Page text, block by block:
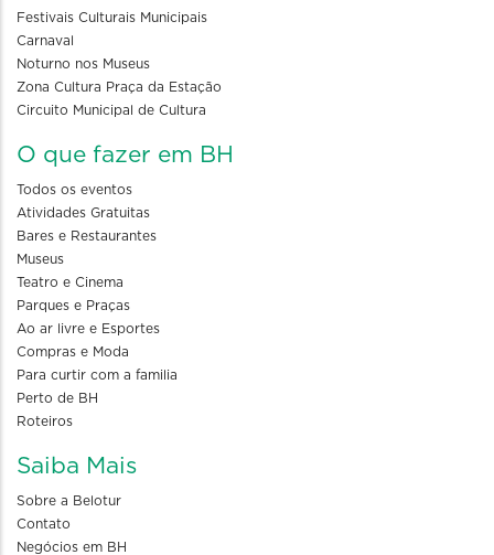
Festivais Culturais Municipais
Carnaval
Noturno nos Museus
Zona Cultura Praça da Estação
Circuito Municipal de Cultura
O que fazer em BH
Todos os eventos
Atividades Gratuitas
Bares e Restaurantes
Museus
Teatro e Cinema
Parques e Praças
Ao ar livre e Esportes
Compras e Moda
Para curtir com a familia
Perto de BH
Roteiros
Saiba Mais
Sobre a Belotur
Contato
Negócios em BH